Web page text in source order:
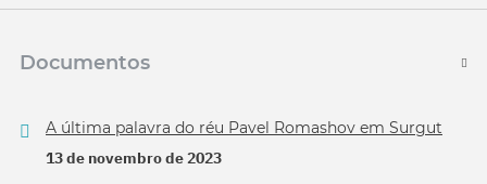
Documentos
A última palavra do réu Pavel Romashov em Surgut
13 de novembro de 2023